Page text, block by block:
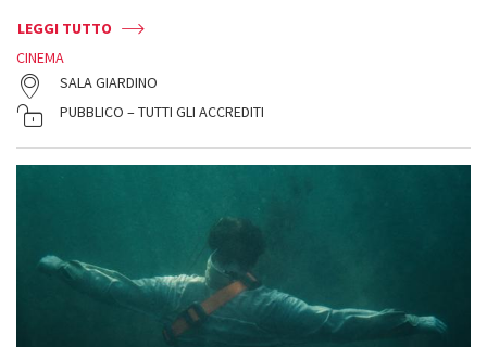
LEGGI TUTTO
CINEMA
SALA GIARDINO
PUBBLICO – TUTTI GLI ACCREDITI